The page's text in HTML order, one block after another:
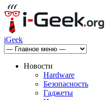
iGeek
Новости
Hardware
Безопасность
Гаджеты